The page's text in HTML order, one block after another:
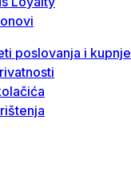
poslovanja i kupnje